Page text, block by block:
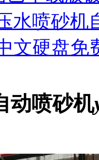
水喷砂机
文硬盘免
动喷砂机